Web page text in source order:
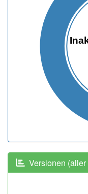
Versionen (aller